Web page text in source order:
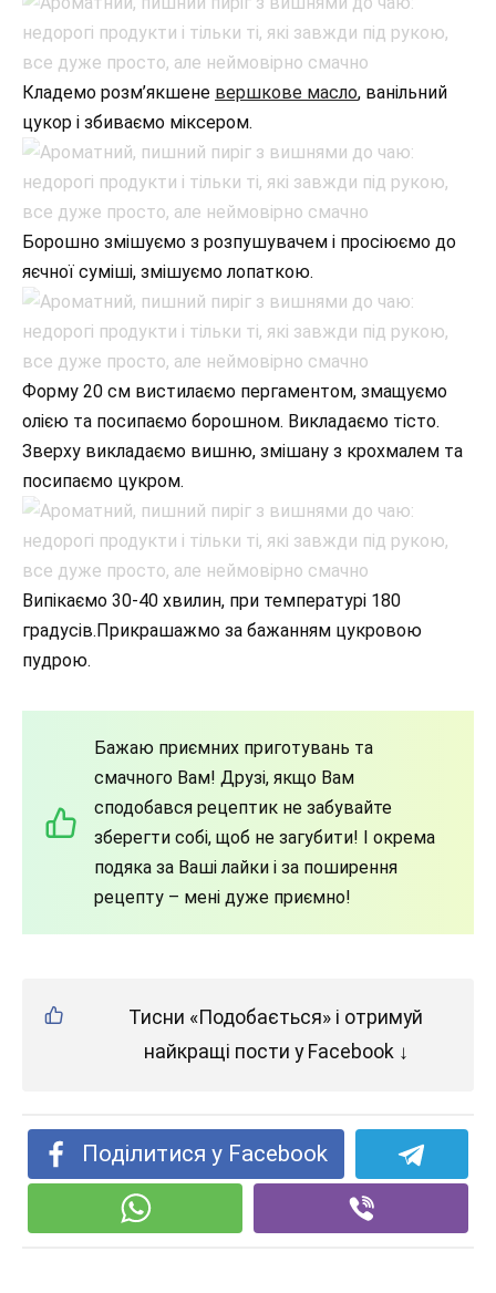
Кладемо розм’якшене вершкове масло, ванільний
цукор і збиваємо міксером.
Борошно змішуємо з розпушувачем і просіюємо до
яєчної суміші, змішуємо лопаткою.
Форму 20 см вистилаємо пергаментом, змащуємо
олією та посипаємо борошном. Викладаємо тісто.
Зверху викладаємо вишню, змішану з крохмалем та
посипаємо цукром.
Випікаємо 30-40 хвилин, при температурі 180
градусів.Прикрашажмо за бажанням цукровою
пудрою.
Бажаю приємних приготувань та
смачного Вам! Друзі, якщо Вам
сподобався рецептик не забувайте
зберегти собі, щоб не загубити! І окрема
подяка за Ваші лайки і за поширення
рецепту – мені дуже приємно!
Тисни «Подобається» і отримуй
найкращі пости у Facebook ↓
Поділитися у Facebook